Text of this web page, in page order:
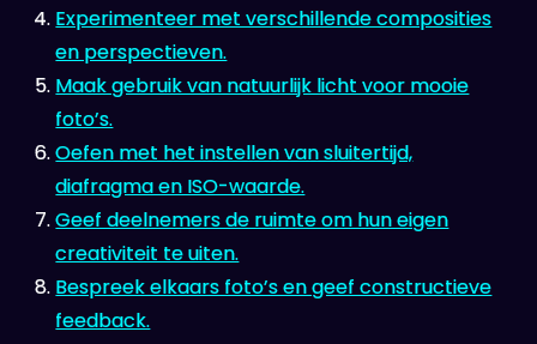
Experimenteer met verschillende composities
en perspectieven.
Maak gebruik van natuurlijk licht voor mooie
foto’s.
Oefen met het instellen van sluitertijd,
diafragma en ISO-waarde.
Geef deelnemers de ruimte om hun eigen
creativiteit te uiten.
Bespreek elkaars foto’s en geef constructieve
feedback.